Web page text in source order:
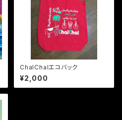
ChalChalエコバック
¥2,000